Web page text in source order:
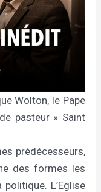
Wolton, le Pape
pasteur » Saint
prédécesseurs,
des formes les
L’Eglise